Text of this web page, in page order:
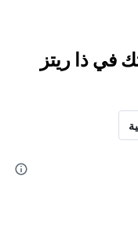
في ذا ريتز